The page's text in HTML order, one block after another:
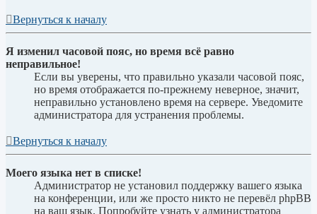
Вернуться к началу
Я изменил часовой пояс, но время всё равно
неправильное!
Если вы уверены, что правильно указали часовой пояс,
но время отображается по-прежнему неверное, значит,
неправильно установлено время на сервере. Уведомите
администратора для устранения проблемы.
Вернуться к началу
Моего языка нет в списке!
Администратор не установил поддержку вашего языка
на конференции, или же просто никто не перевёл phpBB
на ваш язык. Попробуйте узнать у администратора